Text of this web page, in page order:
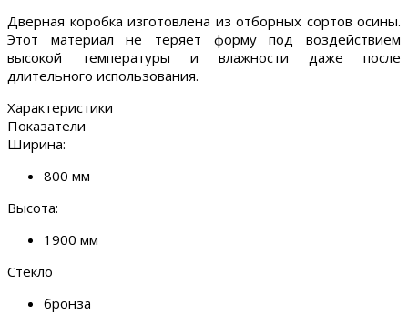
Дверная коробка изготовлена из отборных сортов осины.
Этот материал не теряет форму под воздействием
высокой температуры и влажности даже после
длительного использования.
Характеристики
Показатели
Ширина:
800 мм
Высота:
1900 мм
Стекло
бронза